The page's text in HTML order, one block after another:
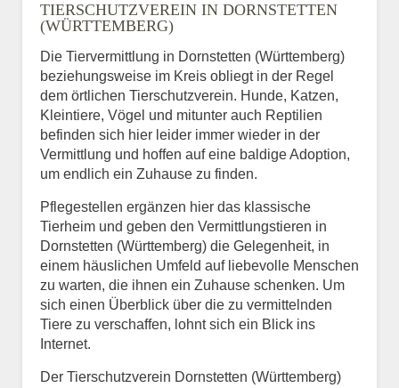
TIERSCHUTZVEREIN IN DORNSTETTEN
(WÜRTTEMBERG)
Die Tiervermittlung in Dornstetten (Württemberg)
beziehungsweise im Kreis obliegt in der Regel
dem örtlichen Tierschutzverein. Hunde, Katzen,
Kleintiere, Vögel und mitunter auch Reptilien
befinden sich hier leider immer wieder in der
Vermittlung und hoffen auf eine baldige Adoption,
um endlich ein Zuhause zu finden.
Pflegestellen ergänzen hier das klassische
Tierheim und geben den Vermittlungstieren in
Dornstetten (Württemberg) die Gelegenheit, in
einem häuslichen Umfeld auf liebevolle Menschen
zu warten, die ihnen ein Zuhause schenken. Um
sich einen Überblick über die zu vermittelnden
Tiere zu verschaffen, lohnt sich ein Blick ins
Internet.
Der Tierschutzverein Dornstetten (Württemberg)